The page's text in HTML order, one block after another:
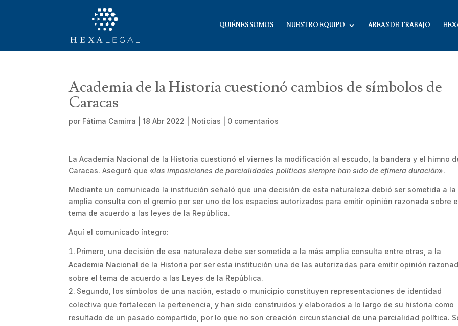
QUIÉNES SOMOS NUESTRO EQUIPO ÁREAS DE TRABAJO
Academia de la Historia cuestionó cambios de símbolos de
Caracas
por Fátima Camirra |18 Abr 2022 Noticias 0 comentarios
La Academia Nacional de la Historia cuestionó el viernes la modificación al escudo, la bandera y el himno
Caracas. Aseguró que «las imposiciones de parcialidades políticas siempre han sido de efímera duración».
Mediante un comunicado la institución señaló que una decisión de esta naturaleza debió ser sometida a la
amplia consulta con el gremio por ser uno de los espacios autorizados para emitir opinión razonada sobre
tema de acuerdo a las leyes de la República.
Aquí el comunicado íntegro:
Primero, una decisión de esa naturaleza debe ser sometida a la más amplia consulta entre otras, a la
Academia Nacional de la Historia por ser esta institución una de las autorizadas para emitir opinión
sobre el tema de acuerdo a las Leyes de la República.
Segundo, los símbolos de una nación, estado o municipio constituyen representaciones de identidad
colectiva que fortalecen la pertenencia, y han sido construidos y elaborados a lo largo de su historia como
resultado de un pasado compartido, por lo que no son creación circunstancial de una parcialidad política.